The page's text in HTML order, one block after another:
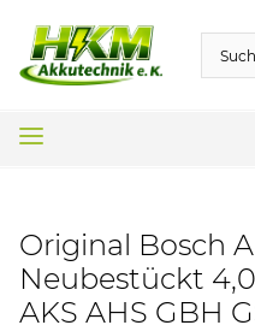
Original Bosch
Neubestückt
AKS AHS GBH